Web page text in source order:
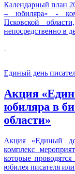
Календарный план
– юбиляра» -
Псковской
непосредственно в
Единый день
Акция
юбиляра в
области»
Акция «Единый
комплекс
которые
юбилея писателя или